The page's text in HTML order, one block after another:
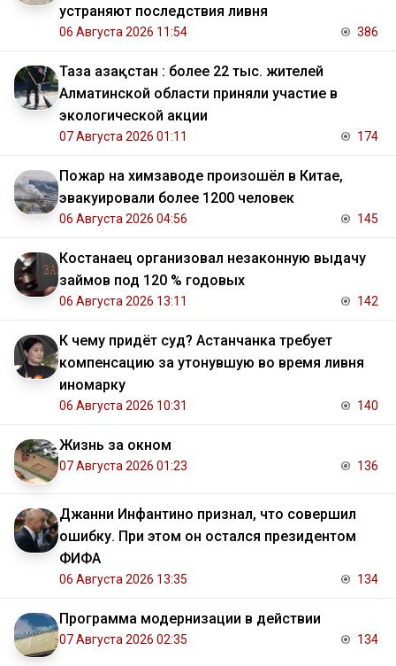
устраняют последствия ливня
06 Августа 2026 11:54 386
Таза Қазақстан : более 22 тыс. жителей
Алматинской области приняли участие в
экологической акции
07 Августа 2026 01:11 174
Пожар на химзаводе произошёл в Китае,
эвакуировали более 1200 человек
06 Августа 2026 04:56 145
Костанаец организовал незаконную выдачу
займов под 120 % годовых
06 Августа 2026 13:11 142
К чему придёт суд? Астанчанка требует
компенсацию за утонувшую во время ливня
иномарку
06 Августа 2026 10:31 140
Жизнь за окном
07 Августа 2026 01:23 136
Джанни Инфантино признал, что совершил
ошибку. При этом он остался президентом
ФИФА
06 Августа 2026 13:35 134
Программа модернизации в действии
07 Августа 2026 02:35 134